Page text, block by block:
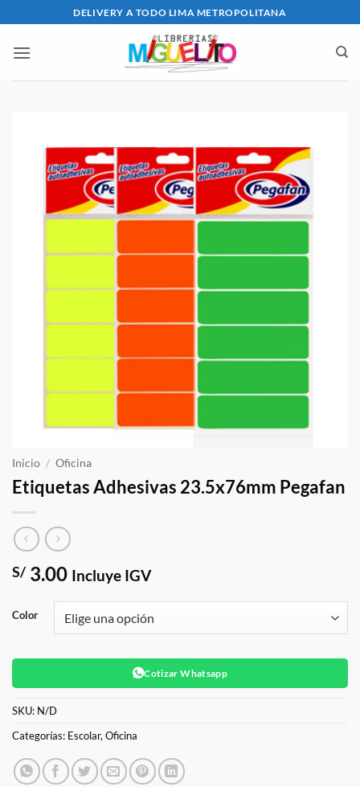
al
contenido
DELIVERY A TODO LIMA METROPOLITANA
Inicio / Oficina
Etiquetas Adhesivas 23.5x76mm Pegafan
S/ 3.00 Incluye IGV
Color
Cotizar Whatsapp
SKU: N/D
Categorías: Escolar,Oficina